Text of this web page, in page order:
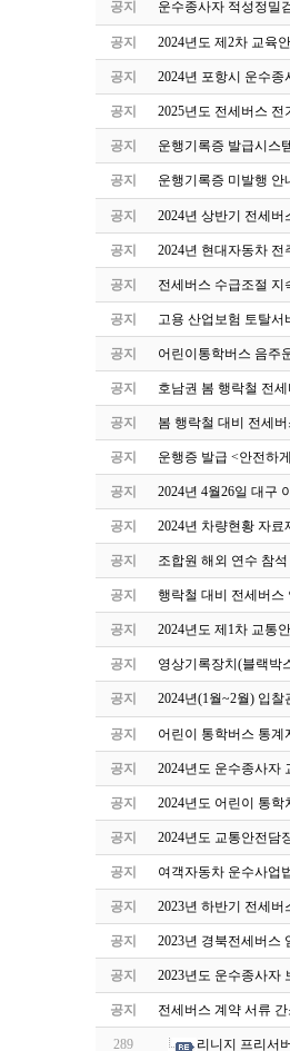
공지 운수종사자 적성정밀
공지 2024년도 제2차 교육
공지 2024년 포항시 운수
공지 2025년도 전세버스
공지 운행기록증 발급시스
공지 운행기록증 미발행 안
공지 2024년 상반기 전세
공지 2024년 현대자동차
공지 전세버스 수급조절 지
공지 고용 산업보험 토탈서
공지 어린이통학버스 음주
공지 호남권 봄 행락철 전
공지 봄 행락철 대비 전세
공지 운행증 발급 <안전하
공지 2024년 4월26일 대구
공지 2024년 차량현황 자료
공지 조합원 해외 연수 참
공지 행락철 대비 전세버스
공지 2024년도 제1차 교통
공지 영상기록장치(블랙박
공지 2024년(1월~2월) 입
공지 어린이 통학버스 통계
공지 2024년도 운수종사자
공지 2024년도 어린이 통
공지 2024년도 교통안전담
공지 여객자동차 운수사업
공지 2023년 하반기 전세
공지 2023년 경북전세버스
공지 2023년도 운수종사자
공지 전세버스 계약 서류
289 리니지 프리서